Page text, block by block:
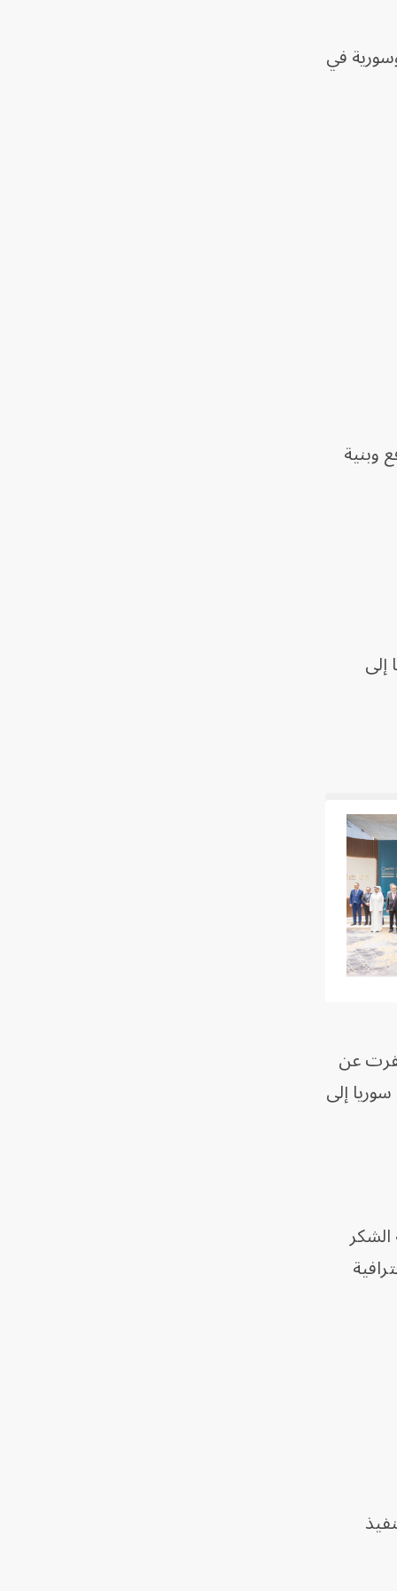
وسورية في
50 عنصراً من "داعش"، واستهدفت أكثر من 100 موقع وبنية
23 يوماً، وبدأت في 21 يناير، أسفرت عن
في سوريا إلى
الشكر